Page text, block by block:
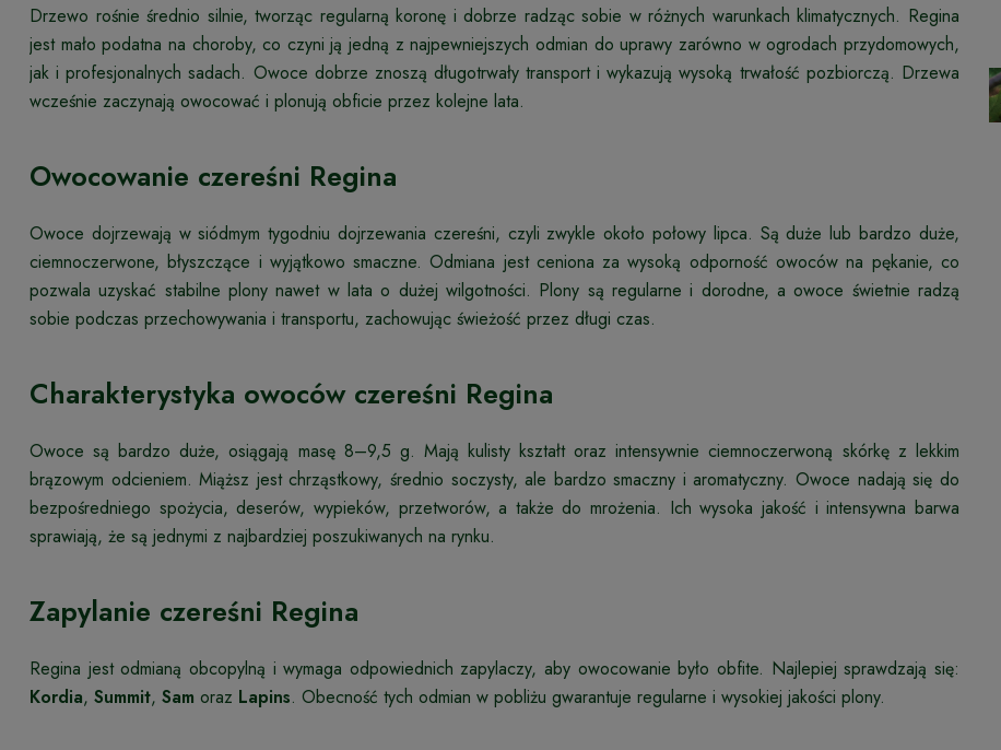
Drzewo rośnie średnio silnie, tworząc regularną koronę i dobrze radząc sobie w różnych warunkach klimatycznych. Regina
jest mało podatna na choroby, co czyni ją jedną z najpewniejszych odmian do uprawy zarówno w ogrodach przydomowych,
jak i profesjonalnych sadach. Owoce dobrze znoszą długotrwały transport i wykazują wysoką trwałość pozbiorczą. Drzewa
wcześnie zaczynają owocować i plonują obficie przez kolejne lata.
Owocowanie czereśni Regina
Owoce dojrzewają w siódmym tygodniu dojrzewania czereśni, czyli zwykle około połowy lipca. Są duże lub bardzo duże,
ciemnoczerwone, błyszczące i wyjątkowo smaczne. Odmiana jest ceniona za wysoką odporność owoców na pękanie, co
pozwala uzyskać stabilne plony nawet w lata o dużej wilgotności. Plony są regularne i dorodne, a owoce świetnie radzą
sobie podczas przechowywania i transportu, zachowując świeżość przez długi czas.
Charakterystyka owoców czereśni Regina
Owoce są bardzo duże, osiągają masę 8–9,5 g. Mają kulisty kształt oraz intensywnie ciemnoczerwoną skórkę z lekkim
brązowym odcieniem. Miąższ jest chrząstkowy, średnio soczysty, ale bardzo smaczny i aromatyczny. Owoce nadają się do
bezpośredniego spożycia, deserów, wypieków, przetworów, a także do mrożenia. Ich wysoka jakość i intensywna barwa
sprawiają, że są jednymi z najbardziej poszukiwanych na rynku.
Zapylanie czereśni Regina
Regina jest odmianą obcopylną i wymaga odpowiednich zapylaczy, aby owocowanie było obfite. Najlepiej sprawdzają się:
Kordia, Summit, Sam oraz Lapins. Obecność tych odmian w pobliżu gwarantuje regularne i wysokiej jakości plony.